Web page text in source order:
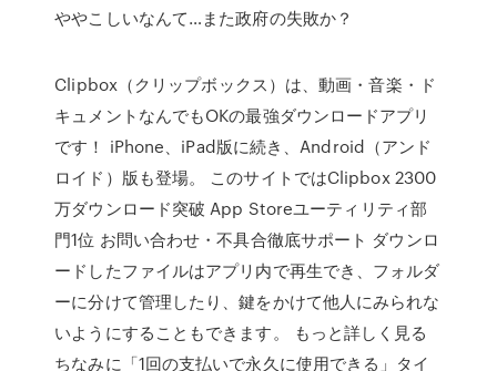
ややこしいなんて…また政府の失敗か？
Clipbox（クリップボックス）は、動画・音楽・ド
キュメントなんでもOKの最強ダウンロードアプリ
です！ iPhone、iPad版に続き、Android（アンド
ロイド）版も登場。 このサイトではClipbox 2300
万ダウンロード突破 App Storeユーティリティ部
門1位 お問い合わせ・不具合徹底サポート ダウンロ
ードしたファイルはアプリ内で再生でき、フォルダ
ーに分けて管理したり、鍵をかけて他人にみられな
いようにすることもできます。 もっと詳しく見る
ちなみに「1回の支払いで永久に使用できる」タイ